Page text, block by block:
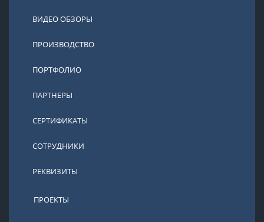
ВИДЕО ОБЗОРЫ
ПРОИЗВОДСТВО
ПОРТФОЛИО
ПАРТНЕРЫ
СЕРТИФИКАТЫ
СОТРУДНИКИ
РЕКВИЗИТЫ
ПРОЕКТЫ